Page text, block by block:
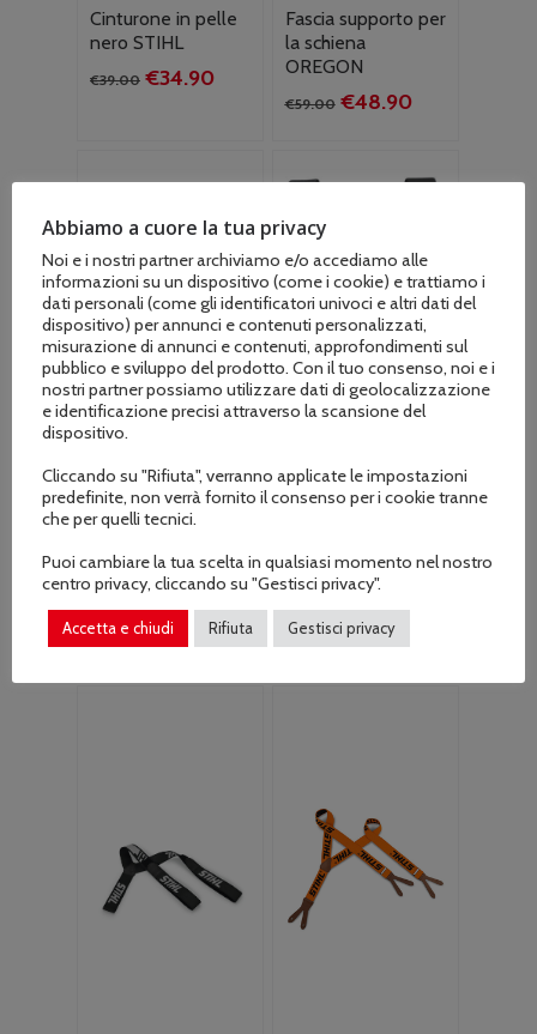
Cinturone in pelle
nero STIHL
€39.00 Il
€39.00.
€34.90Il
€34.90.
Fascia supporto per
la schiena
OREGON
€59.00 Il
era:
€48.90Il
è:
PFANNER Cintura
€17.00 Il
prezzo
originale
€15.90Il
prezzo
attuale
PFANNER
Gladiator bretella
€28.00 Il
originale
€24.00
attuale
Abbiamo a cuore la tua privacy
Noi e i nostri partner archiviamo e/o accediamo alle
informazioni su un dispositivo (come i cookie) e trattiamo i
dati personali (come gli identificatori univoci e altri dati del
dispositivo) per annunci e contenuti personalizzati,
misurazione di annunci e contenuti, approfondimenti sul
pubblico e sviluppo del prodotto. Con il tuo consenso, noi e i
nostri partner possiamo utilizzare dati di geolocalizzazione
e identificazione precisi attraverso la scansione del
dispositivo.
Cliccando su "Rifiuta", verranno applicate le impostazioni
predefinite, non verrà fornito il consenso per i cookie tranne
che per quelli tecnici.
Puoi cambiare la tua scelta in qualsiasi momento nel nostro
centro privacy, cliccando su "Gestisci privacy".
Accetta e chiudi Rifiuta Gestisci privacy